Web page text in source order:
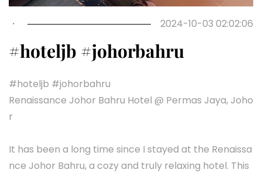
・ 2024-10-03 02:02:06
#hoteljb #johorbahru
#hoteljb #johorbahru
Renaissance Johor Bahru Hotel @ Permas Jaya, Joho
r
It has been a long time since I stayed at the Renaissa
nce Johor Bahru, a cozy and truly relaxing hotel. This